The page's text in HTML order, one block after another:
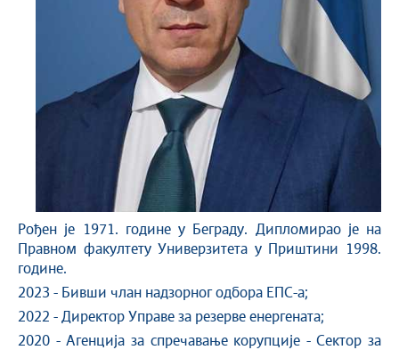
Рођен је 1971. године у Беграду. Дипломирао је на
Правном факултету Универзитета у Приштини 1998.
године.
2023 - Бивши члан надзорног одбора ЕПС-а;
2022 - Директор Управе за резерве енергената;
2020 - Агенција за спречавање корупције - Сектор за